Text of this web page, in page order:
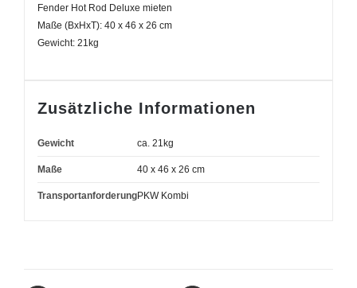
Fender Hot Rod Deluxe mieten
Maße (BxHxT): 40 x 46 x 26 cm
Gewicht: 21kg
Zusätzliche Informationen
Gewicht ca. 21kg
Maße 40 x 46 x 26 cm
TransportanforderungPKW Kombi